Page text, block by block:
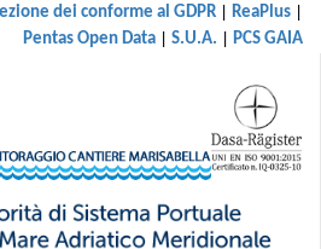
dei conforme al GDPR | ReaPlus |
Pentas Open Data | S.U.A. | PCS GAIA